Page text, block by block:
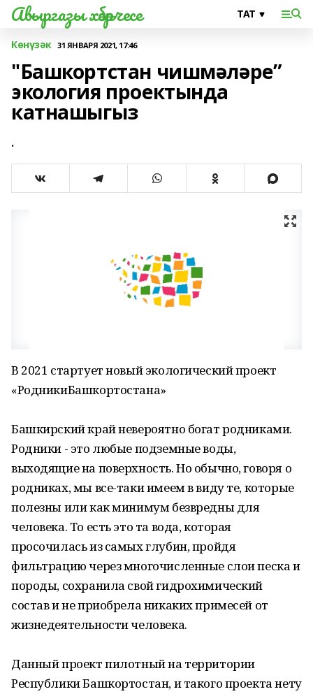
Авыргазы хәбәрчесе
Көнүзәк 31 ЯНВАРЯ 2021, 17:46
"Башкортстан чишмәләре”
экология проектында
катнашыгыз
.
В 2021 стартует новый экологический проект
«РодникиБашкортостана»
Башкирский край невероятно богат родниками.
Родники - это любые подземные воды,
выходящие на поверхность. Но обычно, говоря о
родниках, мы все-таки имеем в виду те, которые
полезны или как минимум безвредны для
человека. То есть это та вода, которая
просочилась из самых глубин, пройдя
фильтрацию через многочисленные слои песка и
породы, сохранила свой гидрохимический
состав и не приобрела никаких примесей от
жизнедеятельности человека.
Данный проект пилотный на территории
Республики Башкортостан, и такого проекта нету